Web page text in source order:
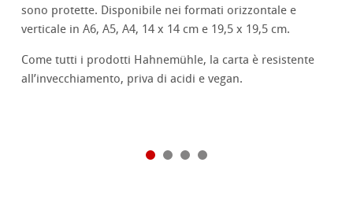
sono protette. Disponibile nei formati orizzontale e
verticale in A6, A5, A4, 14 x 14 cm e 19,5 x 19,5 cm.
Come tutti i prodotti Hahnemühle, la carta è resistente
all’invecchiamento, priva di acidi e vegan.